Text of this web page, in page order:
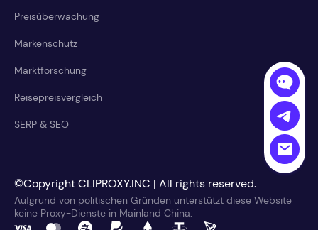
Preisüberwachung
Markenschutz
Marktforschung
Reisepreisvergleich
SERP & SEO
©Copyright CLIPROXY.INC | All rights reserved.
Aufgrund von politischen Gründen unterstützt diese Website
keine Proxy-Dienste in Mainland China.